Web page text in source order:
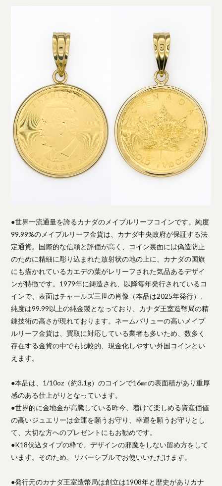
●世界一流通量を誇るカナダのメイプルリーフコインです。純度
99.99%のメイプルリーフ金貨は、カナダ中央政府が保証する法
定通貨。国際的な信頼と評価が高く、コイン裏面には偽造防止
のために精細に彫り込まれた放射状の地の上に、カナダの国旗
にも描かれているカエデの葉がレリーフされた気品あるデザイ
ンが特徴です。1979年に鋳造され、以降毎年発行されているコ
インで、表面はチャールズ三世の肖像（本品は2025年発行）、
純度は99.99以上の純金製となっており、カナダ王室造幣局の精
錬技術の高さが現れております。ネームバリューの高いメイプ
ルリーフ金貨は、買取に対応している業者も多いため、数多く
存在する金貨の中でも比較的、現金化しやすい外国コインとい
えます。
●本品は、1/10oz（約3.1g）のコインで16㎜の表面積があり重厚
感のある仕上がりとなっています。
●世界的に金地金が高騰している昨今、着けて楽しめる資産価値
の高いジュエリーは金運を願うお守り、幸運を願うお守りとし
て、大切な方へのプレゼントにもお勧めです。
●K18伏込タイプの枠で、デザインの邪魔をしない留め方をして
います。そのため、リバーシブルでお使いいただけます。
●発行元のカナダ王室造幣局は創立は1908年と歴史がありカナ